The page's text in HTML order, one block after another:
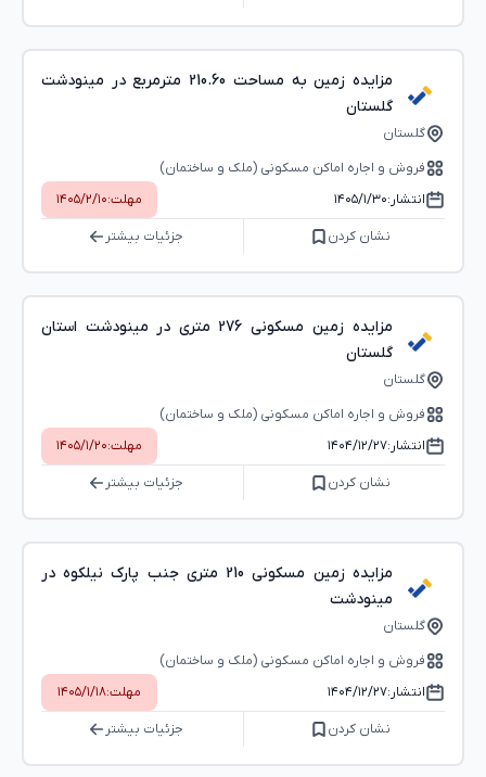
مزایده زمین به مساحت 210.60 مترمربع در مینودشت
گلستان
گلستان
فروش و اجاره اماکن مسکونی (ملک و ساختمان)
انتشار:۱۴۰۵/۱/۳۰ مهلت:۱۴۰۵/۲/۱۰
نشان کردن جزئیات بیشتر
مزایده زمین مسکونی 276 متری در مینودشت استان
گلستان
گلستان
فروش و اجاره اماکن مسکونی (ملک و ساختمان)
انتشار:۱۴۰۴/۱۲/۲۷ مهلت:۱۴۰۵/۱/۲۰
نشان کردن جزئیات بیشتر
مزایده زمین مسکونی 210 متری جنب پارک نیلکوه در
مینودشت
گلستان
فروش و اجاره اماکن مسکونی (ملک و ساختمان)
انتشار:۱۴۰۴/۱۲/۲۷ مهلت:۱۴۰۵/۱/۱۸
نشان کردن جزئیات بیشتر